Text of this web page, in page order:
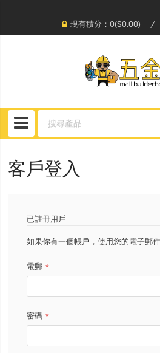
現有積分：0($0.00)
客戶登入
已註冊用戶
如果你有一個帳戶，使用您的電子郵件
電郵
密碼